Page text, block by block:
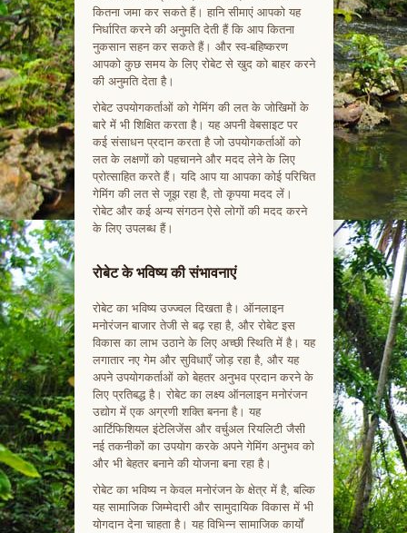
कितना जमा कर सकते हैं। हानि सीमाएं आपको यह
निर्धारित करने की अनुमति देती हैं कि आप कितना
नुकसान सहन कर सकते हैं। और स्व-बहिष्करण
आपको कुछ समय के लिए रोबेट से खुद को बाहर करने
की अनुमति देता है।
रोबेट उपयोगकर्ताओं को गेमिंग की लत के जोखिमों के
बारे में भी शिक्षित करता है। यह अपनी वेबसाइट पर
कई संसाधन प्रदान करता है जो उपयोगकर्ताओं को
लत के लक्षणों को पहचानने और मदद लेने के लिए
प्रोत्साहित करते हैं। यदि आप या आपका कोई परिचित
गेमिंग की लत से जूझ रहा है, तो कृपया मदद लें।
रोबेट और कई अन्य संगठन ऐसे लोगों की मदद करने
के लिए उपलब्ध हैं।
रोबेट के भविष्य की संभावनाएं
रोबेट का भविष्य उज्ज्वल दिखता है। ऑनलाइन
मनोरंजन बाजार तेजी से बढ़ रहा है, और रोबेट इस
विकास का लाभ उठाने के लिए अच्छी स्थिति में है। यह
लगातार नए गेम और सुविधाएँ जोड़ रहा है, और यह
अपने उपयोगकर्ताओं को बेहतर अनुभव प्रदान करने के
लिए प्रतिबद्ध है। रोबेट का लक्ष्य ऑनलाइन मनोरंजन
उद्योग में एक अग्रणी शक्ति बनना है। यह
आर्टिफिशियल इंटेलिजेंस और वर्चुअल रियलिटी जैसी
नई तकनीकों का उपयोग करके अपने गेमिंग अनुभव को
और भी बेहतर बनाने की योजना बना रहा है।
रोबेट का भविष्य न केवल मनोरंजन के क्षेत्र में है, बल्कि
यह सामाजिक जिम्मेदारी और सामुदायिक विकास में भी
योगदान देना चाहता है। यह विभिन्न सामाजिक कार्यों